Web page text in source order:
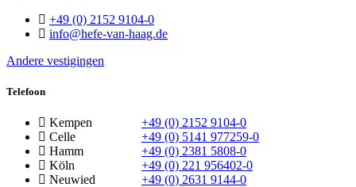
+49 (0) 2152 9104-0
info@hefe-van-haag.de
Andere vestigingen
Telefoon
Kempen
+49 (0) 2152 9104-0
Celle
+49 (0) 5141 977259-0
Hamm
+49 (0) 2381 5808-0
Köln
+49 (0) 221 956402-0
Neuwied
+49 (0) 2631 9144-0